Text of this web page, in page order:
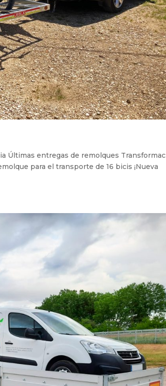
Últimas entregas de remolques
para el transporte de 16 bicis ¡Nueva